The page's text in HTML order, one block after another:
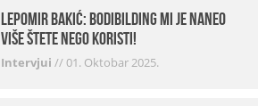
Lepomir Bakić: Bodibilding mi je naneo
više štete nego koristi!
Intervjui //01. Oktobar 2025.